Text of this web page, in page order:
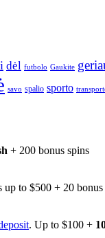
dėl futbolo Gaukite
savo spalio sporto
+ 200 bonus spins
up to $500 + 20 bonus
. Up to $100 +